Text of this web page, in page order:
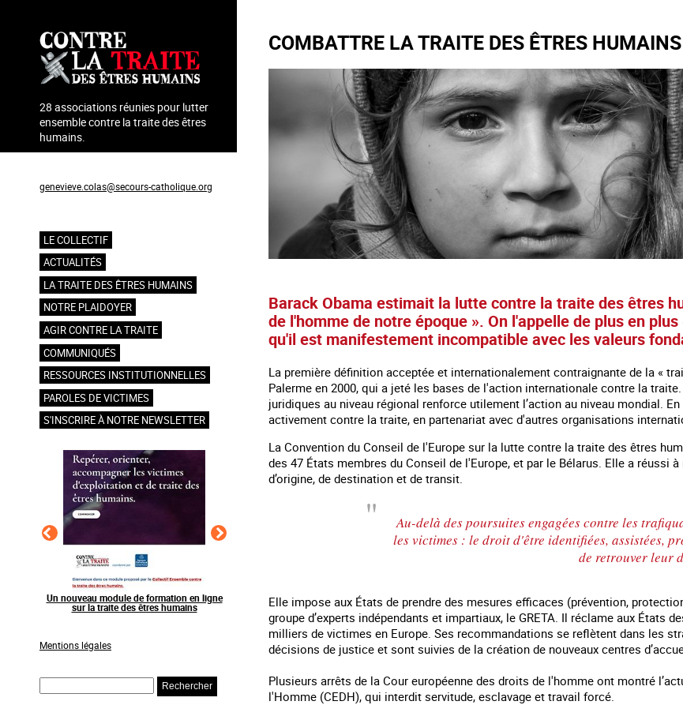
contenu
principal
28 associations réunies pour lutter
ensemble contre la traite des êtres
humains.
genevieve.colas@secours-catholique.org
Navigation
principale
LE COLLECTIF
ACTUALITÉS
LA TRAITE DES ÊTRES HUMAINS
NOTRE PLAIDOYER
AGIR CONTRE LA TRAITE
COMMUNIQUÉS
RESSOURCES INSTITUTIONNELLES
PAROLES DE VICTIMES
S'INSCRIRE À NOTRE NEWSLETTER
Raising awareness on the sidelines of major
sporting events
Agir contre l’exploitation en marge des
grands événements sportifs
Information aux personnes exilées. #Invisibles :
Mentions légales
COMBATTRE LA TRAITE DES ÊTRES
Barack Obama estimait la lutte contre la traite des êtres
de l'homme de notre époque ». On l'appelle de plus en
qu'il est manifestement incompatible avec les valeurs
La première définition acceptée et internationalement contraignante de la «
Palerme en 2000, qui a jeté les bases de l'action internationale contre la
juridiques au niveau régional renforce utilement l’action au niveau mondial.
activement contre la traite, en partenariat avec d'autres organisations
La Convention du Conseil de l'Europe sur la lutte contre la traite des êtres
des 47 États membres du Conseil de l'Europe, et par le Bélarus. Elle a réussi
d’origine, de destination et de transit.
Au-delà des poursuites engagées contre les
les victimes : le droit d'être identifiées, assistées,
de retrouver leur
Elle impose aux États de prendre des mesures efficaces (prévention,
groupe d’experts indépendants et impartiaux, le GRETA. Il réclame aux États
milliers de victimes en Europe. Ses recommandations se reflètent dans les
décisions de justice et sont suivies de la création de nouveaux centres
Plusieurs arrêts de la Cour européenne des droits de l'homme ont montré
l'Homme (CEDH), qui interdit servitude, esclavage et travail forcé.